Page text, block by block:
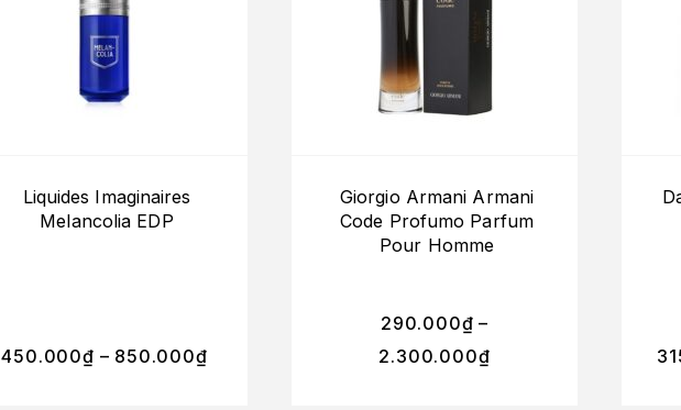
Liquides Imaginaires
Melancolia EDP
450.000₫ – 850.000₫
Giorgio Armani Armani
Code Profumo Parfum
Pour Homme
290.000₫ –
2.300.000₫